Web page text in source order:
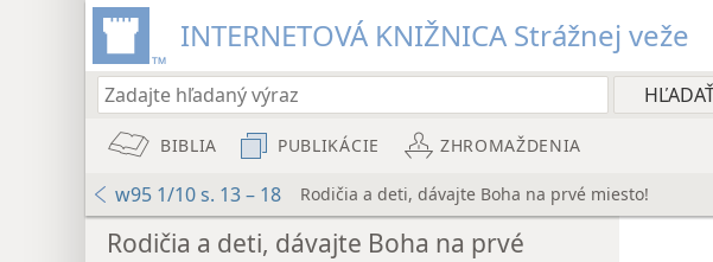
INTERNETOVÁ KNIŽNICA Strážnej veže
BIBLIA PUBLIKÁCIE ZHROMAŽDENIA
w95 1/10 s. 13 – 18 Rodičia a deti, dávajte Boha na prvé miesto!
Rodičia a deti, dávajte Boha na prvé